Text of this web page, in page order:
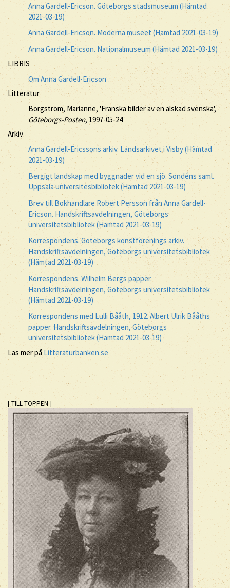
Anna Gardell-Ericson. Göteborgs stadsmuseum (Hämtad
2021-03-19)
Anna Gardell-Ericson. Moderna museet (Hämtad 2021-03-19)
Anna Gardell-Ericson. Nationalmuseum (Hämtad 2021-03-19)
LIBRIS
Om Anna Gardell-Ericson
Litteratur
Borgström, Marianne, 'Franska bilder av en älskad svenska',
Göteborgs-Posten, 1997-05-24
Arkiv
Anna Gardell-Ericssons arkiv. Landsarkivet i Visby (Hämtad
2021-03-19)
Bergigt landskap med byggnader vid en sjö. Sondéns saml.
Uppsala universitesbibliotek (Hämtad 2021-03-19)
Brev till Bokhandlare Robert Persson från Anna Gardell-
Ericson. Handskriftsavdelningen, Göteborgs
universitetsbibliotek (Hämtad 2021-03-19)
Korrespondens. Göteborgs konstförenings arkiv.
Handskriftsavdelningen, Göteborgs universitetsbibliotek
(Hämtad 2021-03-19)
Korrespondens. Wilhelm Bergs papper.
Handskriftsavdelningen, Göteborgs universitetsbibliotek
(Hämtad 2021-03-19)
Korrespondens med Lulli Bååth, 1912. Albert Ulrik Bååths
papper. Handskriftsavdelningen, Göteborgs
universitetsbibliotek (Hämtad 2021-03-19)
Läs mer på Litteraturbanken.se
[ TILL TOPPEN ]